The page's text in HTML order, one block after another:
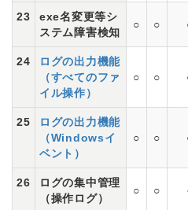
23
exe名変更等シ
ステム障害検知
○ ○
24
ログの出力機能
（すべてのファ
イル操作）
○ ○
25
ログの出力機能
（Windowsイ
ベント）
○ ○
26
ログの集中管理
（操作ログ）
○ ○